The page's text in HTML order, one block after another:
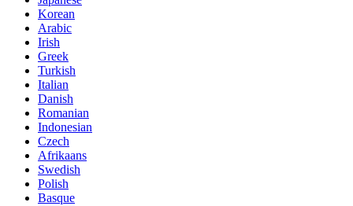
Korean
Arabic
Irish
Greek
Turkish
Italian
Danish
Romanian
Indonesian
Czech
Afrikaans
Swedish
Polish
Basque